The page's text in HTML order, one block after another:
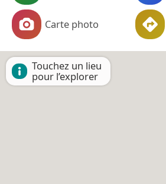
Carte photo
Touchez un lieu
pour l’explorer